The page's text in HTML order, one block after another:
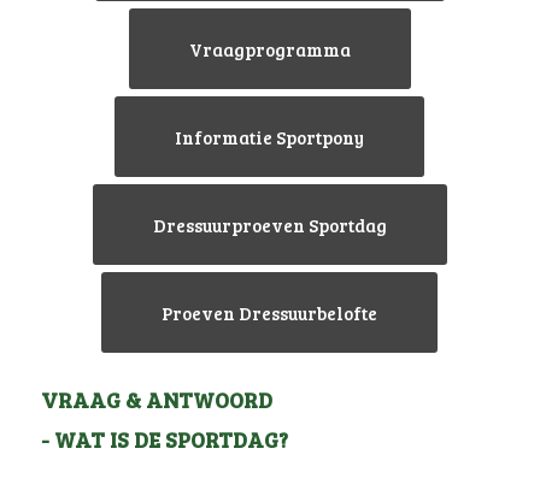
Vraagprogramma
Informatie Sportpony
Dressuurproeven Sportdag
Proeven Dressuurbelofte
VRAAG & ANTWOORD
- WAT IS DE SPORTDAG?